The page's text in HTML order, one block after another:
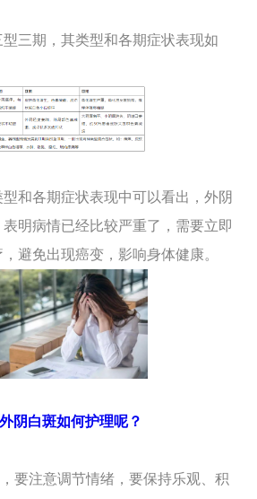
期，其类型和各期症状表现如
各期症状表现中可以看出，外阴
明病情已经比较严重了，需要立即
避免出现癌变，影响身体健康。
阴白斑如何护理呢？
注意调节情绪，要保持乐观、积